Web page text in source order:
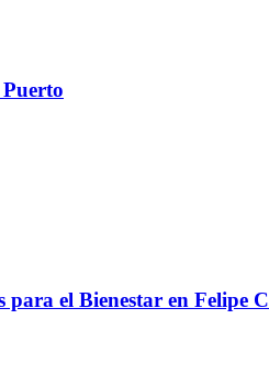
el Bienestar en Felipe